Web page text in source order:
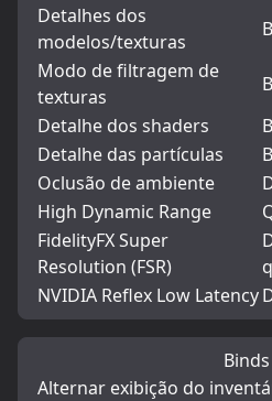
Detalhes dos
modelos/texturas
Modo de filtragem de
texturas
Detalhe dos shaders
Detalhe das partículas
Oclusão de ambiente
High Dynamic Range
FidelityFX Super
Resolution (FSR)
NVIDIA Reflex Low Latency
Binds
Alternar exibição do